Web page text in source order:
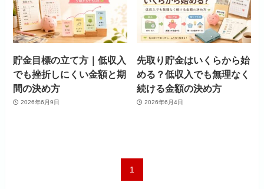
貯金目標の立て方｜低収入
でも挫折しにくい金額と期
間の決め方
2026年6月9日
先取り貯金はいくらから始
める？低収入でも無理なく
続ける金額の決め方
2026年6月4日
1